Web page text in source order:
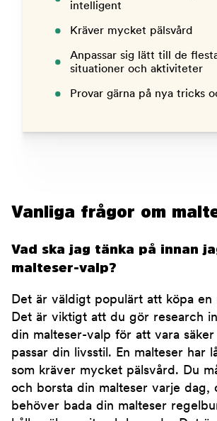
intelligent
Kräver mycket pälsvård
Anpassar sig lätt till de
situationer och aktiviteter
Provar gärna på nya tricks
Vanliga frågor om
Vad ska jag tänka på innan
malteser-valp?
Det är väldigt populärt att köpa en
Det är viktigt att du gör research
din malteser-valp för att vara
passar din livsstil. En malteser har
som kräver mycket pälsvård. Du
och borsta din malteser varje dag,
behöver bada din malteser